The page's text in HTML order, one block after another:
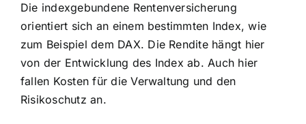
Die indexgebundene Rentenversicherung
orientiert sich an einem bestimmten Index, wie
zum Beispiel dem DAX. Die Rendite hängt hier
von der Entwicklung des Index ab. Auch hier
fallen Kosten für die Verwaltung und den
Risikoschutz an.